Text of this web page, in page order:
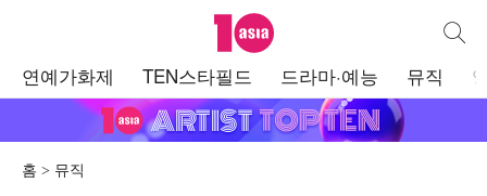
텐아시아 통합
연예가화제 TEN스타필드 드라마·예능 뮤직
홈 뮤직